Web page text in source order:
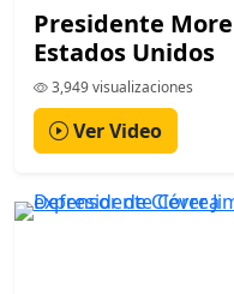
Presidente
Estados Unidos
3,949 visualizaciones
Ver Video